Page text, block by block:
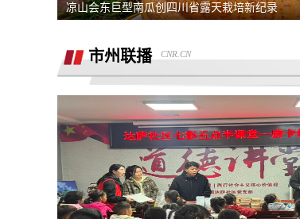
公司退定金
服务 没有按规定实施购车流程
退订金销售承诺按揭不过订金退还合同也
有备注现在订金不退
订购的汽车，未完成验车，未交钥匙，未
交付，订单被违规操作已完成订单
4s店隐瞒消费，侵犯了消费者知情权、
自主选择权，要求退还定金
我父亲被销售坑骗签了定金合同，提车还
说没有现车要去外地。
凉山会东巨型南瓜创四川省露天栽培新纪录
市州联播 CNR.CN